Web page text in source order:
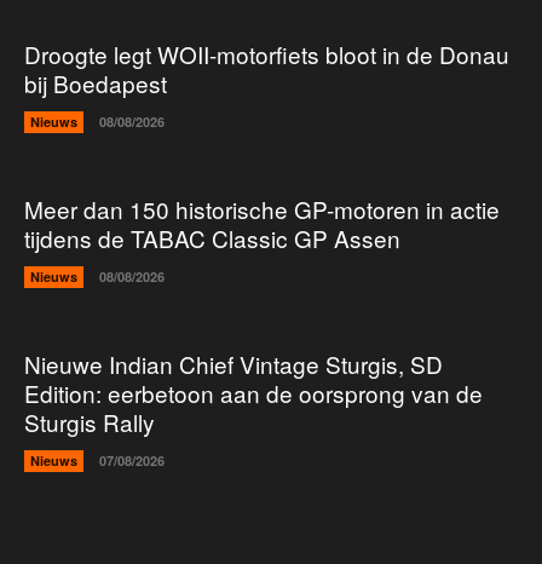
Droogte legt WOII-motorfiets bloot in de Donau
bij Boedapest
Nieuws 08/08/2026
Meer dan 150 historische GP-motoren in actie
tijdens de TABAC Classic GP Assen
Nieuws 08/08/2026
Nieuwe Indian Chief Vintage Sturgis, SD
Edition: eerbetoon aan de oorsprong van de
Sturgis Rally
Nieuws 07/08/2026